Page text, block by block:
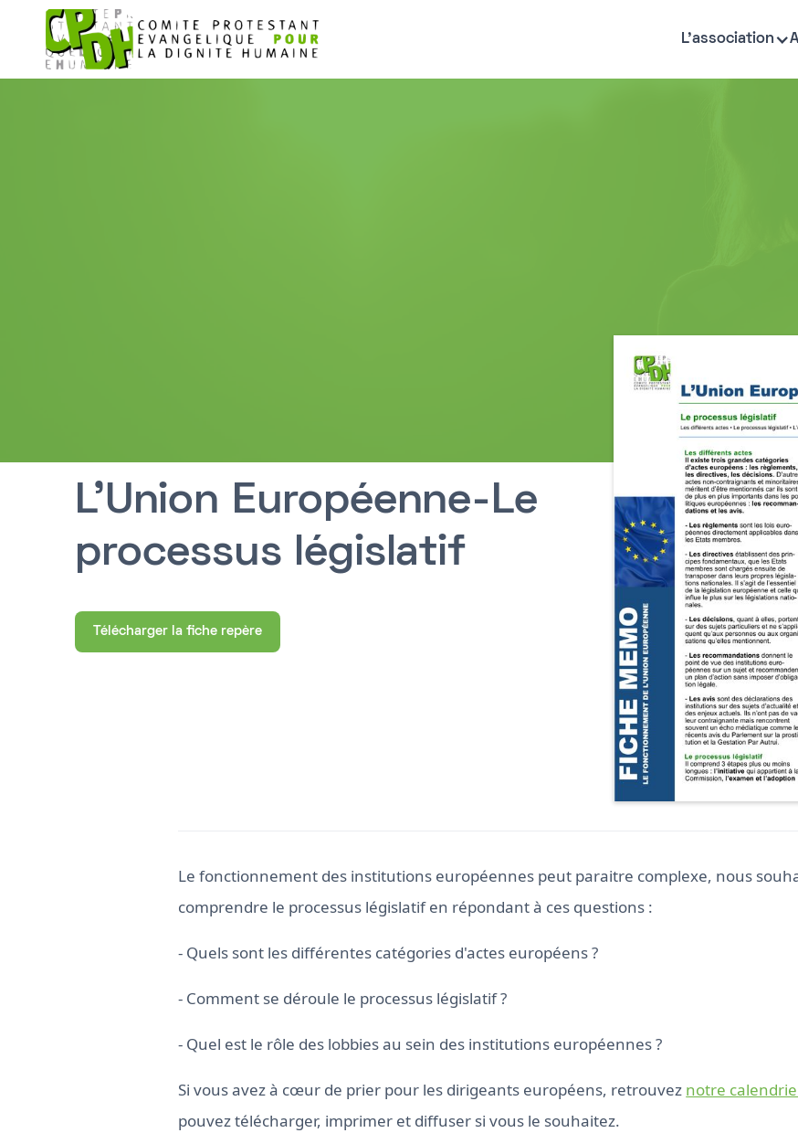
L'association
L'Union Européenne-Le
processus législatif
Télécharger la fiche repère
Le fonctionnement des institutions européennes peut paraitre complexe, nous
comprendre le processus législatif en répondant à ces questions :
- Quels sont les différentes catégories d'actes européens ?
- Comment se déroule le processus législatif ?
- Quel est le rôle des lobbies au sein des institutions européennes ?
Si vous avez à cœur de prier pour les dirigeants européens, retrouvez notre
pouvez télécharger, imprimer et diffuser si vous le souhaitez.